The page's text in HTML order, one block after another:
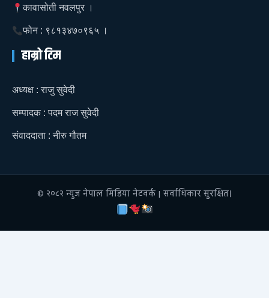
कावासोती नवलपुर ।
फोन : ९८१३४७०९६५ ।
हाम्रो टिम
अध्यक्ष : राजु सुवेदी
सम्पादक : पदम राज सुवेदी
संवाददाता : नीरु गौतम
© २०८२ न्युज नेपाल मिडिया नेटवर्क | सर्वाधिकार सुरक्षित।